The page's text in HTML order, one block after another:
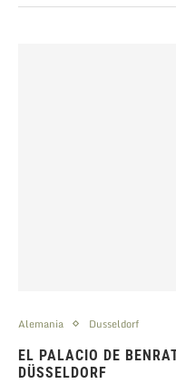
Alemania Dusseldorf
EL PALACIO DE
DÜSSELDORF